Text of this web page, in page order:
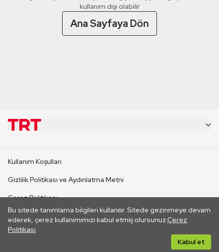
kullanım dışı olabilir
Ana Sayfaya Dön
Bu sitede tanımlama bilgileri kullanılır. Sitede gezinmeye devam
ederek, çerez kullanımımızı kabul etmiş olursunuz.Çerez
Politikası
Kabul et
CANLI YAYINLAR
Kullanım Koşulları
Gizlilik Politikası ve Aydınlatma Metni
Çerez Politikası
İletişim
Her hakkı saklıdır. ©2026 TRT. Bağlantı yoluyla gidilen dış